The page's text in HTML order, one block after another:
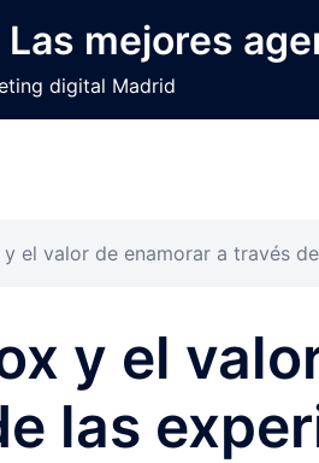
mejores
digital Madrid
el valor de enamorar a través
y el
las